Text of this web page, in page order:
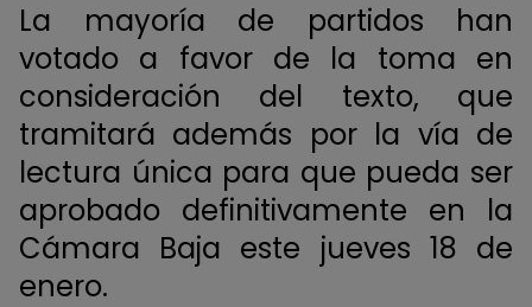
La mayoría de partidos han
votado a favor de la toma en
consideración del texto, que
tramitará además por la vía de
lectura única para que pueda ser
aprobado definitivamente en la
Cámara Baja este jueves 18 de
enero.